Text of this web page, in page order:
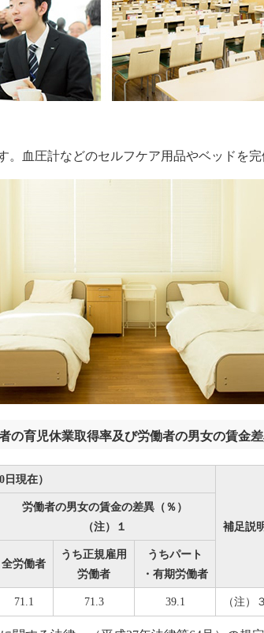
血圧計などのセルフケア用品やベッドを完
の育児休業取得率及び労働者の男女の賃金
現在）
補足説
労働者の男女の賃金の差異（％）
（注）１
全労働者
うち正規雇用
労働者
うちパート
・有期労働者
71.1 71.3 39.1 （注）３